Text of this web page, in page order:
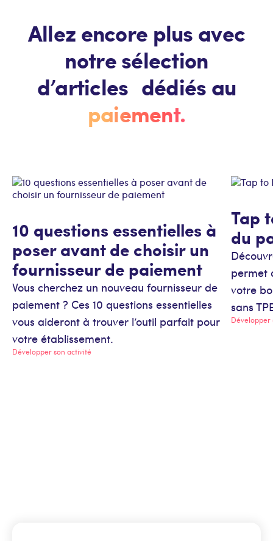
Allez encore plus avec
notre sélection
d’articles dédiés au
paiement.
10 questions essentielles à
poser avant de choisir un
fournisseur de paiement
Vous cherchez un nouveau fournisseur de
paiement ? Ces 10 questions essentielles
vous aideront à trouver l’outil parfait pour
votre établissement.
Développer son activité
Tap
du
permet
votre
sans
Développer